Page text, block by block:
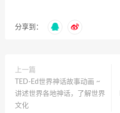
分享到：
上一篇
TED-Ed世界神话故事动画 ~
讲述世界各地神话，了解世界
文化